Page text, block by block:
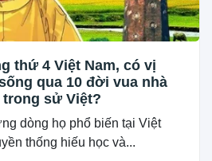
thứ 4 Việt Nam, có vị
qua 10 đời vua nhà
trong sử Việt?
dòng họ phổ biến tại Việt
thống hiếu học và...